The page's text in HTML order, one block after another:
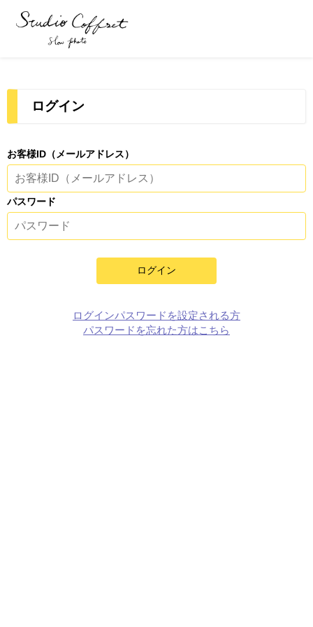
ログイン
お客様ID（メールアドレス）
パスワード
ログイン
ログインパスワードを設定される方
パスワードを忘れた方はこちら